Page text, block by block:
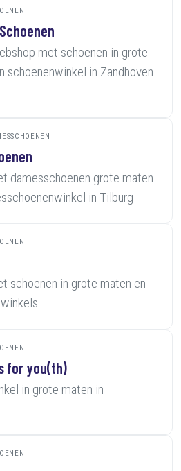
met schoenen in grote
schoenenwinkel in Zandhoven
damesschoenen grote maten
in Tilburg
schoenen in grote maten en
for you(th)
in grote maten in